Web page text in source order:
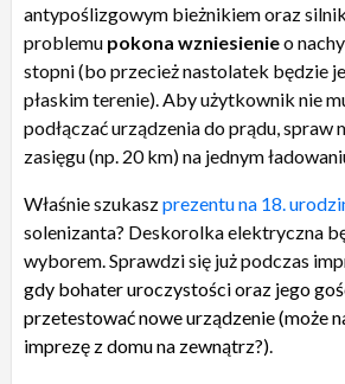
antypoślizgowym bieżnikiem oraz
problemu pokona wzniesienieo
stopni (bo przecież nastolatek będzie
płaskim terenie). Aby użytkownik nie
podłączać urządzenia do prądu, spraw
zasięgu (np. 20 km) na jednym
Właśnie szukaszprezentu na 18.
solenizanta? Deskorolka elektryczna
wyborem. Sprawdzi się już podczas
gdy bohater uroczystości oraz jego
przetestować nowe urządzenie (może
imprezę z domu na zewnątrz?).